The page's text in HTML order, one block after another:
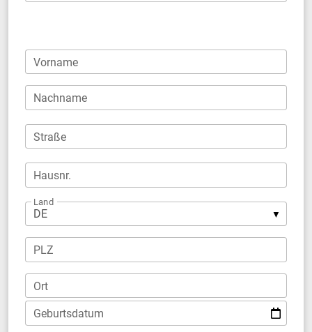
Vorname
Nachname
Straße
Hausnr.
Land
PLZ
Ort
Geburtsdatum